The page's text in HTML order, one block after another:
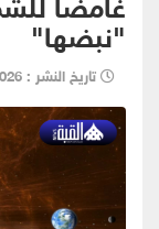
"نبضها"
تاريخ النشر : 2026-06-03 - 10:57 am